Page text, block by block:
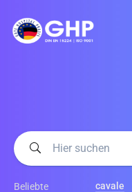
Beliebte
cavale